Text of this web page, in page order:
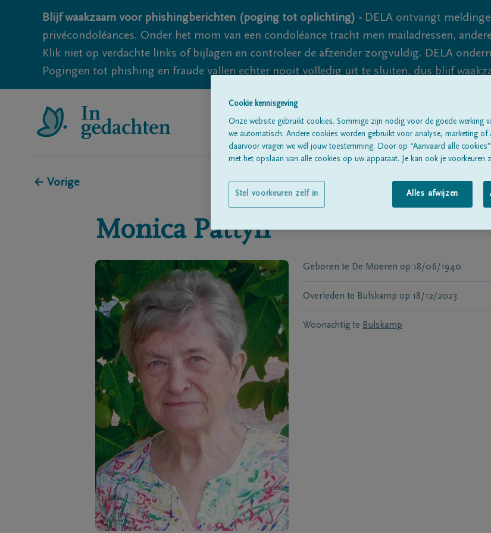
Blijf waakzaam voor phishingberichten (poging tot oplichting) - DELA ontvangt
privécondoléances. Onder het mom van een condoléance tracht men mailadressen,
Klik niet op verdachte links of bijlagen en controleer de afzender zorgvuldig. DELA
Pogingen tot phishing en fraude vallen echter nooit volledig uit te sluiten, dus blijf
Alle rouwberichten
← Vorige
Monica Pattyn
Geboren te De Moeren op 18/06/1940
Overleden te Bulskamp op 18/12/2023
Woonachtig te Bulskamp
Cookie kennisgeving
Onze website gebruikt cookies. Sommige zijn nodig voor de goede werking
we automatisch. Andere cookies worden gebruikt voor analyse, marketing of
daarvoor vragen we wél jouw toestemming. Door op “Aanvaard alle
met het opslaan van alle cookies op uw apparaat. Je kan ook je voorkeuren
Alles afwijzen
Stel voorkeuren zelf in